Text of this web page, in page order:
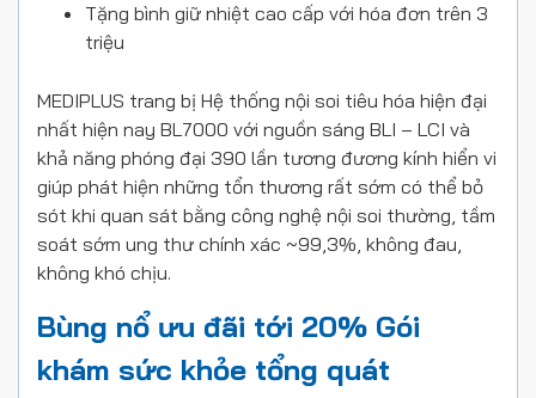
Tặng bình giữ nhiệt cao cấp với hóa đơn trên 3
triệu
MEDIPLUS trang bị Hệ thống nội soi tiêu hóa hiện đại
nhất hiện nay BL7000 với nguồn sáng BLI – LCI và
khả năng phóng đại 390 lần tương đương kính hiển vi
giúp phát hiện những tổn thương rất sớm có thể bỏ
sót khi quan sát bằng công nghệ nội soi thường, tầm
soát sớm ung thư chính xác ~99,3%, không đau,
không khó chịu.
Bùng nổ ưu đãi tới 20% Gói
khám sức khỏe tổng quát